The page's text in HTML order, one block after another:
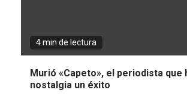
4 min de lectura
Murió «Capeto», el periodista que
nostalgia un éxito